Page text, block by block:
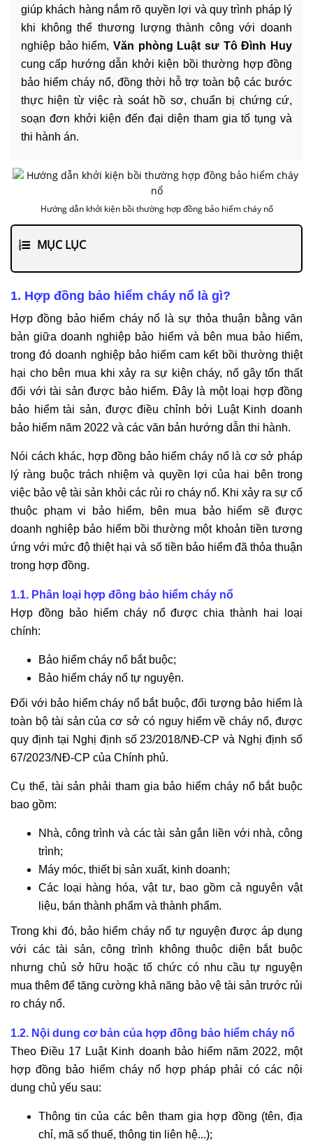
giúp khách hàng nắm rõ quyền lợi và quy trình pháp lý
khi không thể thương lượng thành công với doanh
nghiệp bảo hiểm, Văn phòng Luật sư Tô Đình Huy
cung cấp hướng dẫn khởi kiện bồi thường hợp đồng
bảo hiểm cháy nổ, đồng thời hỗ trợ toàn bộ các bước
thực hiện từ việc rà soát hồ sơ, chuẩn bị chứng cứ,
soạn đơn khởi kiện đến đại diện tham gia tố tụng và
thi hành án.
Hướng dẫn khởi kiện bồi thường hợp đồng bảo hiểm cháy nổ
MỤC LỤC
1. Hợp đồng bảo hiểm cháy nổ là gì?
Hợp đồng bảo hiểm cháy nổ là sự thỏa thuận bằng văn
bản giữa doanh nghiệp bảo hiểm và bên mua bảo hiểm,
trong đó doanh nghiệp bảo hiểm cam kết bồi thường thiệt
hại cho bên mua khi xảy ra sự kiện cháy, nổ gây tổn thất
đối với tài sản được bảo hiểm. Đây là một loại hợp đồng
bảo hiểm tài sản, được điều chỉnh bởi Luật Kinh doanh
bảo hiểm năm 2022 và các văn bản hướng dẫn thi hành.
Nói cách khác, hợp đồng bảo hiểm cháy nổ là cơ sở pháp
lý ràng buộc trách nhiệm và quyền lợi của hai bên trong
việc bảo vệ tài sản khỏi các rủi ro cháy nổ. Khi xảy ra sự cố
thuộc phạm vi bảo hiểm, bên mua bảo hiểm sẽ được
doanh nghiệp bảo hiểm bồi thường một khoản tiền tương
ứng với mức độ thiệt hại và số tiền bảo hiểm đã thỏa thuận
trong hợp đồng.
1.1. Phân loại hợp đồng bảo hiểm cháy nổ
Hợp đồng bảo hiểm cháy nổ được chia thành hai loại
chính:
Bảo hiểm cháy nổ bắt buộc;
Bảo hiểm cháy nổ tự nguyện.
Đối với bảo hiểm cháy nổ bắt buộc, đối tượng bảo hiểm là
toàn bộ tài sản của cơ sở có nguy hiểm về cháy nổ, được
quy định tại Nghị định số 23/2018/NĐ-CP và Nghị định số
67/2023/NĐ-CP của Chính phủ.
Cụ thể, tài sản phải tham gia bảo hiểm cháy nổ bắt buộc
bao gồm:
Nhà, công trình và các tài sản gắn liền với nhà, công
trình;
Máy móc, thiết bị sản xuất, kinh doanh;
Các loại hàng hóa, vật tư, bao gồm cả nguyên vật
liệu, bán thành phẩm và thành phẩm.
Trong khi đó, bảo hiểm cháy nổ tự nguyện được áp dụng
với các tài sản, công trình không thuộc diện bắt buộc
nhưng chủ sở hữu hoặc tổ chức có nhu cầu tự nguyện
mua thêm để tăng cường khả năng bảo vệ tài sản trước rủi
ro cháy nổ.
1.2. Nội dung cơ bản của hợp đồng bảo hiểm cháy nổ
Theo Điều 17 Luật Kinh doanh bảo hiểm năm 2022, một
hợp đồng bảo hiểm cháy nổ hợp pháp phải có các nội
dung chủ yếu sau:
Thông tin của các bên tham gia hợp đồng (tên, địa
chỉ, mã số thuế, thông tin liên hệ...);